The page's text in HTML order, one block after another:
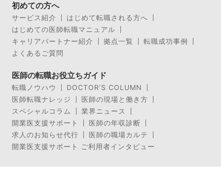
初めての方へ
サービス紹介
はじめて転職される方へ
はじめての医師転職マニュアル
キャリアパートナー紹介
拠点一覧
転職成功事例
よくあるご質問
医師の転職お役立ちガイド
転職ノウハウ
DOCTOR’S COLUMN
医師転職ナレッジ
医師の現場と働き方
スペシャルコラム
業界ニュース
開業医支援サポート
医師の年収診断
求人のお知らせ代行
医師の職場カルテ
開業医支援サポート ご利用者インタビュー